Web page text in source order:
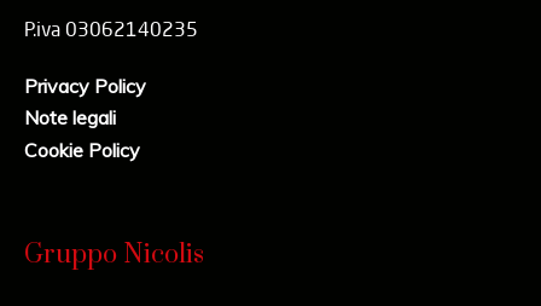
P.iva 03062140235
Privacy Policy
Note legali
Cookie Policy
Gruppo Nicolis